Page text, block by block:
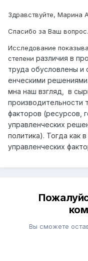
Здравствуйте, Марина
Спасибо за Ваш вопрос.
Исследование
степени различия в
труда обусловлены и
енческими
мна наш взгляд, в
производительности
факторов (ресурсов,
управленческих
политика). Тогда как
управленческих
Вы сможете